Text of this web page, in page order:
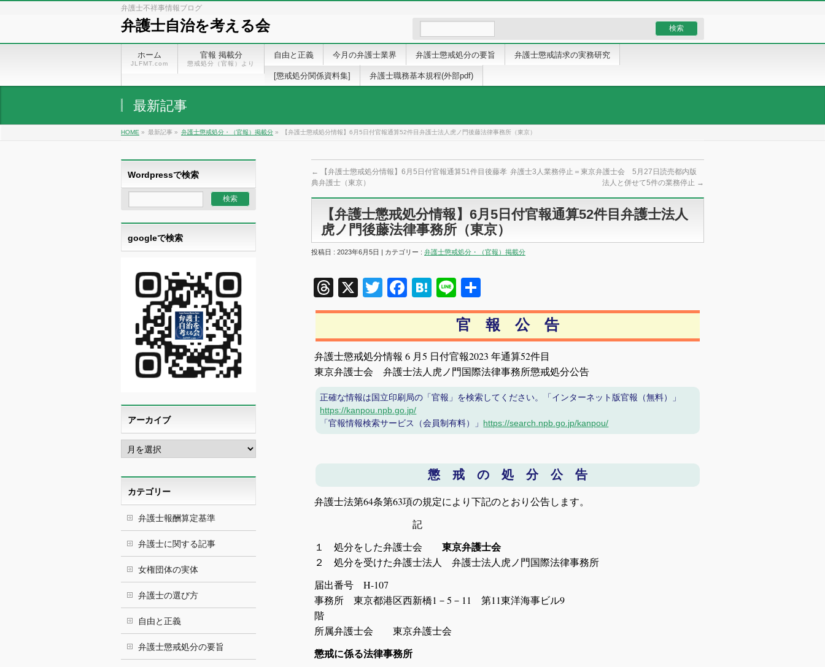
弁護士不祥事情報ブログ
弁護士自治を考える会
ホーム
JLFMT.com
官報 掲載分
懲戒処分（官報）より
自由と正義 今月の弁護士業界 弁護士懲戒処分の要旨 弁護士懲戒請求の実務研究
[懲戒処分関係資料集] 弁護士職務基本規程(外部pdf)
最新記事
HOME » 最新記事 » 弁護士懲戒処分・（官報）掲載分 » 【弁護士懲戒処分情報】6月5日付官報通算52件目弁護士法人虎ノ門後藤法律事務所（東京）
←
【弁護士懲戒処分情報】6月5日付官報通算51件目後藤孝
典弁護士（東京）
弁護士3人業務停止＝東京弁護士会 5月27日読売都内版
法人と併せて5件の業務停止 →
【弁護士懲戒処分情報】6月5日付官報通算52件目弁護士法人
虎ノ門後藤法律事務所（東京）
投稿日 : 2023年6月5日 | カテゴリー : 弁護士懲戒処分・（官報）掲載分
Threads
X TwitterFacebook
Hatena
Line
有
官 報 公 告
弁護士懲戒処分情報 6 月5 日付官報2023 年通算52件目
東京弁護士会 弁護士法人虎ノ門国際法律事務所懲戒処分公告
正確な情報は国立印刷局の「官報」を検索してください。「インターネット版官報（無料）」
https://kanpou.npb.go.jp/
「官報情報検索サービス（会員制有料）」 https://search.npb.go.jp/kanpou/
懲 戒 の 処 分 公 告
弁護士法第64条第63項の規定により下記のとおり公告します。
記
１ 処分をした弁護士会
東京弁護士会
２ 処分を受けた弁護士法人 弁護士法人虎ノ門国際法律事務所
届出番号 H-107
事務所 東京都港区西新橋1－5－11 第11東洋海事ビル9
階
所属弁護士会 東京弁護士会
懲戒に係る法律事務所
Wordpressで検索
googleで検索
アーカイブ
ア
ー
イ
ブカテゴリー
弁護士報酬算定基準
弁護士に関する記事
女権団体の実体
弁護士の選び方
自由と正義
弁護士懲戒処分の要旨